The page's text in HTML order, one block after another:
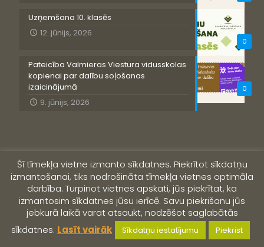
0
Uzņemšana 10. klasēs
12. jūnijs, 2026
0
Pateicība Valmieras Viestura vidusskolas
kopienai par dalību soļošanas
izaicinājumā
9. jūnijs, 2026
© 2019 Valmieras Viestura vidusskola
Šī tīmekļa vietne izmanto sīkdatnes. Piekrītot sīkdatņu
izmantošanai, tiks nodrošināta tīmekļa vietnes optimāla
darbība. Turpinot vietnes apskati, jūs piekrītat, ka
izmantosim sīkdatnes jūsu ierīcē. Savu piekrišanu jūs
jebkurā laikā varat atsaukt, nodzēšot saglabātās
sīkdatnes. Lasīt vairāk Sīkdatņu iestatījumu Piekrist